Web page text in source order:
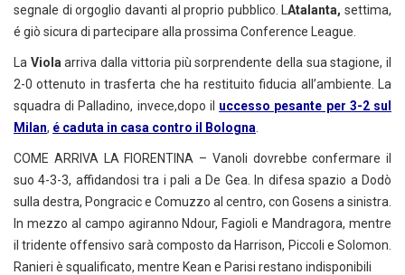
segnale di orgoglio davanti al proprio pubblico. LAtalanta, settima,
é giò sicura di partecipare alla prossima Conference League.
La Viola arriva dalla vittoria più sorprendente della sua stagione, il
2-0 ottenuto in trasferta che ha restituito fiducia all’ambiente. La
squadra di Palladino, invece,dopo il uccesso pesante per 3-2 sul
Milan, é caduta in casa contro il Bologna
COME ARRIVA LA FIORENTINA – Vanoli dovrebbe confermare il
suo 4-3-3, affidandosi tra i pali a De Gea. In difesa spazio a Dodò
sulla destra, Pongracic e Comuzzo al centro, con Gosens a sinistra.
In mezzo al campo agiranno Ndour, Fagioli e Mandragora, mentre
il tridente offensivo sarà composto da Harrison, Piccoli e Solomon.
Ranieri è squalificato, mentre Kean e Parisi restano indisponibili